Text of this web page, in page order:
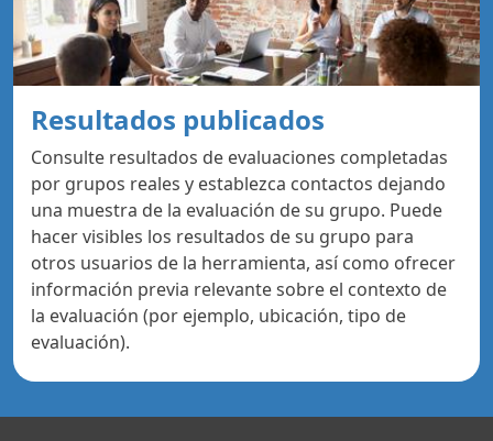
Resultados publicados
Consulte resultados de evaluaciones completadas
por grupos reales y establezca contactos dejando
una muestra de la evaluación de su grupo. Puede
hacer visibles los resultados de su grupo para
otros usuarios de la herramienta, así como ofrecer
información previa relevante sobre el contexto de
la evaluación (por ejemplo, ubicación, tipo de
evaluación).